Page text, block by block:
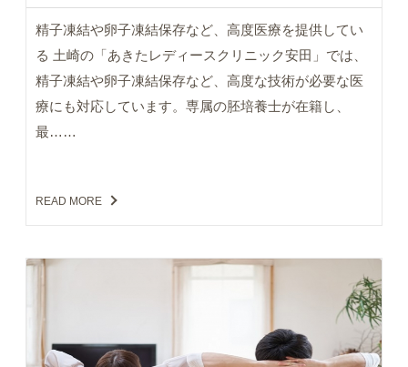
精子凍結や卵子凍結保存など、高度医療を提供してい
る 土崎の「あきたレディースクリニック安田」では、
精子凍結や卵子凍結保存など、高度な技術が必要な医
療にも対応しています。専属の胚培養士が在籍し、
最……
READ MORE